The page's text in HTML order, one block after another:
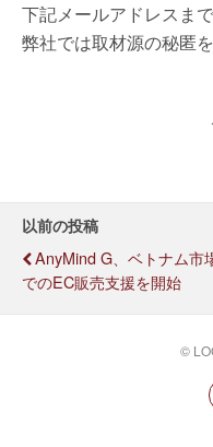
下記メールアドレスま
弊社では取材源の秘匿
以前の投稿
AnyMind G、ベトナム市
でのEC販売支援を開始
©